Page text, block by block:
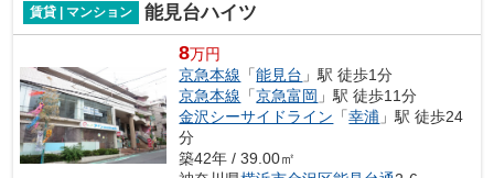
賃貸 | マンション 能見台ハイツ
8万円
京急本線 「能見台 」駅 徒歩1分
京急本線 「京急富岡 」駅 徒歩11分
金沢シーサイドライン 「幸浦 」駅 徒歩24
分
築42年 / 39.00㎡